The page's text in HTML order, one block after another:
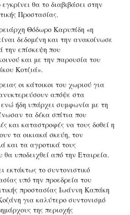
θα το διαβιβάσει στην
Προστασίας.
Θόδωρο Καρυπίδη «η
δεδομένη και την ανακοίνωσε
την επίσκεψη που
και με την παρουσία του
Κοτζιά».
οι κάτοικοι του χωριού για
απόψε στα
ενώ ήδη υπάρχει συμφωνία με τη
τα δέκα σπίτια που
και καταστροφές να τους δοθεί η
τα οικιακά σκεύη, τον
και τα αγροτικά τους
υποδειχθεί από την Εταιρεία.
εκτάκτως το συντονιστικό
υπό την προεδρεία του
προστασίας Ιωάννη Καπάκη
για καλύτερο συντονισμό
της περιοχής